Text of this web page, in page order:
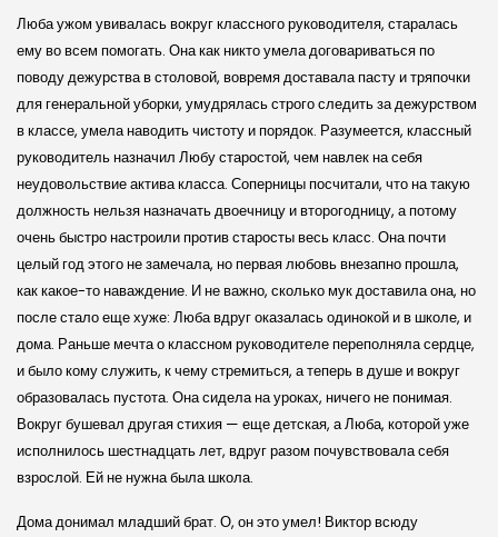
Люба ужом увивалась вокруг классного руководителя, старалась
ему во всем помогать. Она как никто умела договариваться по
поводу дежурства в столовой, вовремя доставала пасту и тряпочки
для генеральной уборки, умудрялась строго следить за дежурством
в классе, умела наводить чистоту и порядок. Разумеется, классный
руководитель назначил Любу старостой, чем навлек на себя
неудовольствие актива класса. Соперницы посчитали, что на такую
должность нельзя назначать двоечницу и второгодницу, а потому
очень быстро настроили против старосты весь класс. Она почти
целый год этого не замечала, но первая любовь внезапно прошла,
как какое-то наваждение. И не важно, сколько мук доставила она, но
после стало еще хуже: Люба вдруг оказалась одинокой и в школе, и
дома. Раньше мечта о классном руководителе переполняла сердце,
и было кому служить, к чему стремиться, а теперь в душе и вокруг
образовалась пустота. Она сидела на уроках, ничего не понимая.
Вокруг бушевал другая стихия — еще детская, а Люба, которой уже
исполнилось шестнадцать лет, вдруг разом почувствовала себя
взрослой. Ей не нужна была школа.
Дома донимал младший брат. О, он это умел! Виктор всюду